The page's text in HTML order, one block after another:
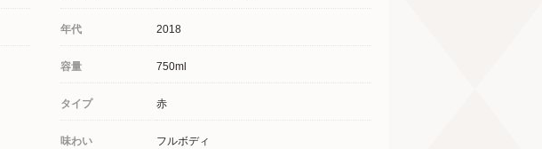
年代 2018
容量 750ml
タイプ 赤
味わい フルボディ